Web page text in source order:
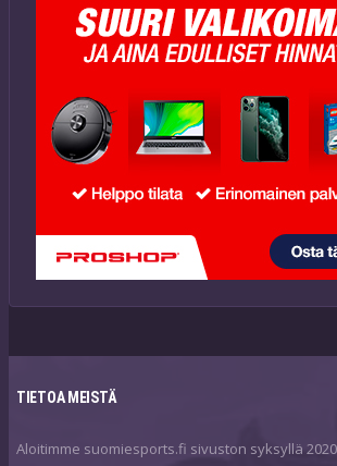
TIETOA MEISTÄ
Aloitimme suomiesports.fi sivuston syksyllä